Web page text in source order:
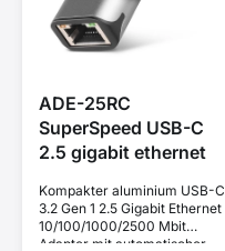
ADE-25RC
SuperSpeed USB-C
2.5 gigabit ethernet
Kompakter aluminium USB-C
3.2 Gen 1 2.5 Gigabit Ethernet
10/100/1000/2500 Mbit
Adapter mit automatischer